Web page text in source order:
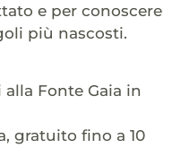
e per conoscere
più nascosti.
alla Fonte Gaia in
gratuito fino a 10